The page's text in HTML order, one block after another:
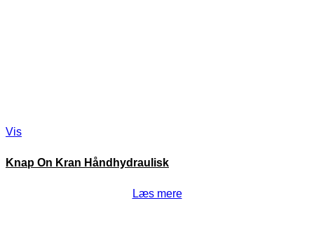
Vis
Knap On Kran Håndhydraulisk
Læs mere